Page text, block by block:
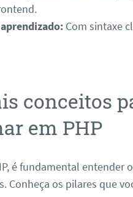
Com sintaxe
conceitos
em PHP
é fundamental entender
Conheça os pilares que